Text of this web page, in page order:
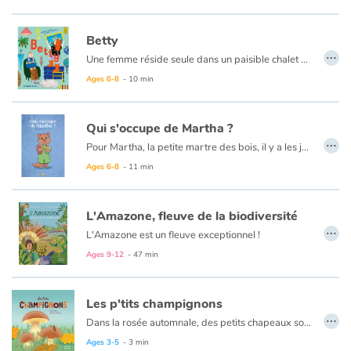
Ce livre est disponible en anglaiis :41 - Moko : The labyrinth forest
Betty
Une femme réside seule dans un paisible chalet en pleine forêt. Mais sa vie bascule lorsque la voiture de Betty, une femme pétillante à la personnalité extravertie, tombe en panne devant chez elle. Malgré leurs caractères diamétralement opposés, toutes deux se trouvent fort sympathiques et Betty décide de s’installer au chalet, pour le meilleur… et pour le pire !
Ages 6-8 - 10 min
…
Qui s'occupe de Martha ?
Pour Martha, la petite martre des bois, il y a les jours de bonheur, où c’est gâteau aux noisettes et chocolat au lait. Mais il y a ceux, plus nombreux, où Papa hurle après Maman. Les cris et les visages tordus remplacent alors les jeux et les câlins. Dans ces moments-là, dépassés par leurs problèmes, les parents de Martha ne sont plus capables de prendre soin d’elle, et la négligent. Inquiets de la situation, les animaux de la forêt finissent par demander conseil au vieux hibou. Ce dernier décide alors, pour protéger Martha, de la confier à dame Lapin. En attendant que ses parents trouvent une solution à leurs difficultés, Martha sera placée au foyer d’accueil L’Embellie. Dans cette « autre » maison, entourée d’adultes bienveillants, la petite martre pourrait bien, doucement, s’apaiser et retrouver le plaisir de jouer...
Ages 6-8 - 11 min
…
L'Amazone, fleuve de la biodiversité
L'Amazone est un fleuve exceptionnel !
Ensuite, des milliers de personnes vivent, travaillent et dépendent de lui depuis des millénaires. Aujourd'hui encore, scientifiques et archéologues découvrent des traces de ces civilisations précolombiennes.. Leurs modes de vie étaient toujours en osmose et en accord avec la nature. Sans jamais la dégrader ! Qu'en est-il aujourd'hui ? Comment l'arrivée des Européens et l'exploitation des matières premières a transformé le paysage amazonien ?
Ages 9-12 - 47 min
…
Les p'tits champignons
Dans la rosée automnale, des petits chapeaux sortent du sol... ce sont les champignons ! Mais sous ces drôles de petits parapluies se cache un extraordinaire et parfois gigantesque entrelacs de fines racines : le mycélium, le véritable corps du champignon ! Lorsqu'un champignon est cueilli, le mycélium continue à s'étendre et bientôt, d'autres fungi repousseront. Et heureusement, parce que nous ne sommes pas les seuls à les adorer ! Les animaux aussi s'en régalent. Mais attention, tous les champignons ne sont pas bons à manger ! Croûtes bleu vif, petits ronds ou en forme d'étoile de mer... odeur de savon, ou de bonbon... entre toutes ces variétés, il y a de quoi se tromper !
Ages 3-5 - 3 min
…